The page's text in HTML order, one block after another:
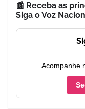
📰 Receba as
Siga o Voz
Acompanhe